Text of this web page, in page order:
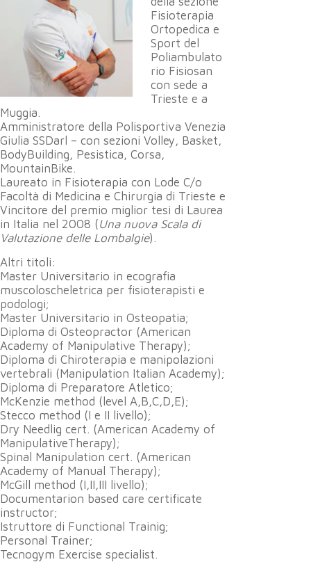
Fisioterapia
Ortopedica e
Sport del
Poliambulato
rio Fisiosan
con sede a
Trieste e a
Muggia.
Amministratore della Polisportiva Venezia
Giulia SSDarl – con sezioni Volley, Basket,
BodyBuilding, Pesistica, Corsa,
MountainBike.
Laureato in Fisioterapia con Lode C/o
Facoltà di Medicina e Chirurgia di Trieste e
Vincitore del premio miglior tesi di Laurea
in Italia nel 2008 (Una nuova Scala di
Valutazione delle Lombalgie).
Altri titoli:
Master Universitario in ecografia
muscoloscheletrica per fisioterapisti e
podologi;
Master Universitario in Osteopatia;
Diploma di Osteopractor (American
Academy of Manipulative Therapy);
Diploma di Chiroterapia e manipolazioni
vertebrali (Manipulation Italian Academy);
Diploma di Preparatore Atletico;
McKenzie method (level A,B,C,D,E);
Stecco method (I e II livello);
Dry Needlig cert. (American Academy of
ManipulativeTherapy);
Spinal Manipulation cert. (American
Academy of Manual Therapy);
McGill method (I,II,III livello);
Documentarion based care certificate
instructor;
Istruttore di Functional Trainig;
Personal Trainer;
Tecnogym Exercise specialist.